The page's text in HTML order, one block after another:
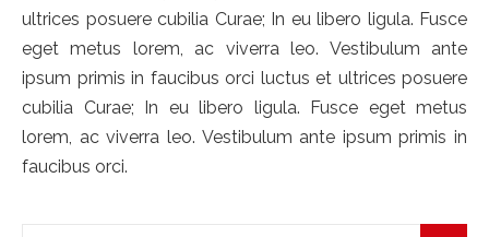
ultrices posuere cubilia Curae; In eu libero ligula. Fusce
eget metus lorem, ac viverra leo. Vestibulum ante
ipsum primis in faucibus orci luctus et ultrices posuere
cubilia Curae; In eu libero ligula. Fusce eget metus
lorem, ac viverra leo. Vestibulum ante ipsum primis in
faucibus orci.